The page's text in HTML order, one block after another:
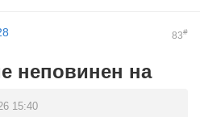
83#
неповинен на
15:40